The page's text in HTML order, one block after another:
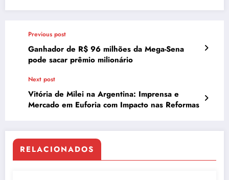
Previous post
Ganhador de R$ 96 milhões da Mega-Sena
pode sacar prêmio milionário
Next post
Vitória de Milei na Argentina: Imprensa e
Mercado em Euforia com Impacto nas Reformas
RELACIONADOS